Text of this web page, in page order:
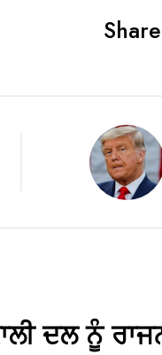
ਦਲ ਨੂੰ